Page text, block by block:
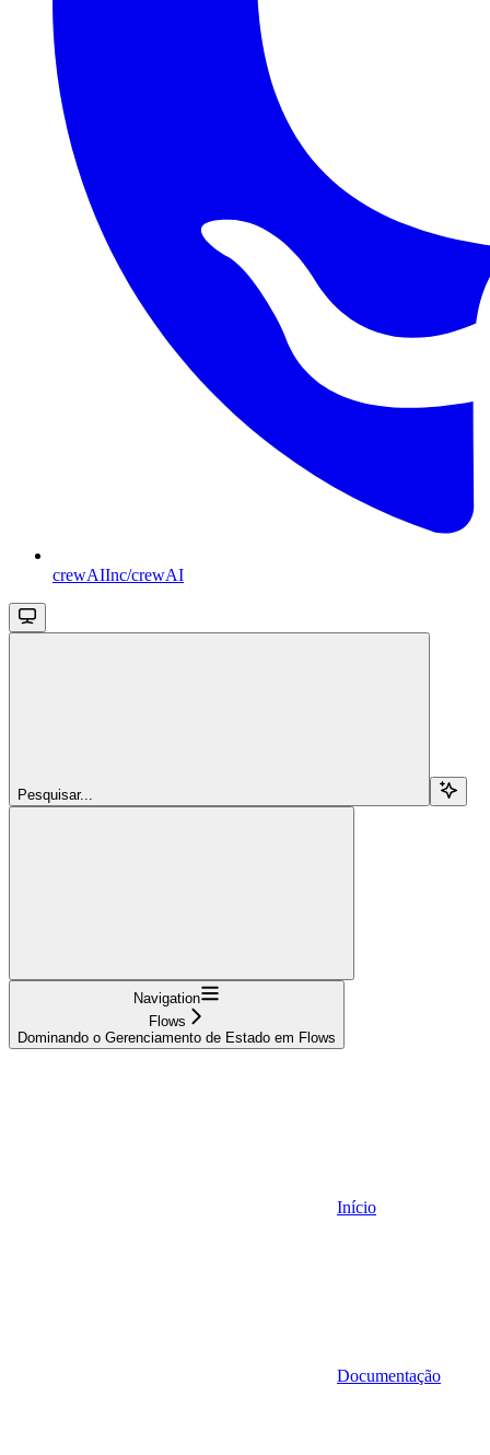
crewAIInc/crewAI
Pesquisar...
Navigation
Flows
Dominando o Gerenciamento de Estado em Flows
Início
Documentação